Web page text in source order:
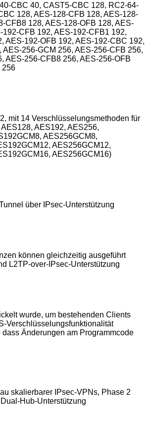
CBC 40, CAST5-CBC 128, RC2-64-
128, AES-128-CFB 128, AES-128-
CFB8 128, AES-128-OFB 128, AES-
192-CFB 192, AES-192-CFB1 192,
AES-192-OFB 192, AES-192-CBC 192,
AES-256-GCM 256, AES-256-CFB 256,
AES-256-CFB8 256, AES-256-OFB
256
mit 14 Verschlüsselungsmethoden für
AES192, AES256,
AES256GCM8,
AES256GCM12,
AES256GCM16)
über IPsec-Unterstützung
können gleichzeitig ausgeführt
L2TP-over-IPsec-Unterstützung
wurde, um bestehenden Clients
Verschlüsselungsfunktionalität
dass Änderungen am Programmcode
skalierbarer IPsec-VPNs, Phase 2
Hub-Unterstützung